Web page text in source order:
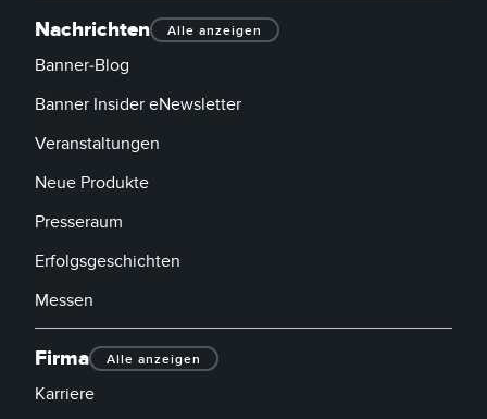
Nachrichten Alle anzeigen
Banner-Blog
Banner Insider eNewsletter
Veranstaltungen
Neue Produkte
Presseraum
Erfolgsgeschichten
Messen
Firma Alle anzeigen
Karriere